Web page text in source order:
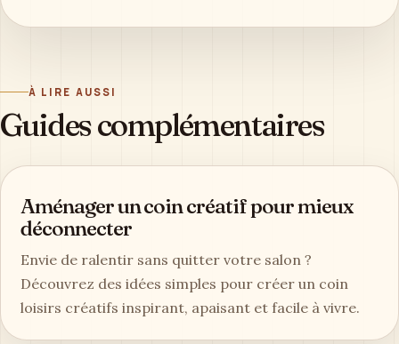
À LIRE AUSSI
Guides complémentaires
Aménager un coin créatif pour mieux
déconnecter
Envie de ralentir sans quitter votre salon ?
Découvrez des idées simples pour créer un coin
loisirs créatifs inspirant, apaisant et facile à vivre.